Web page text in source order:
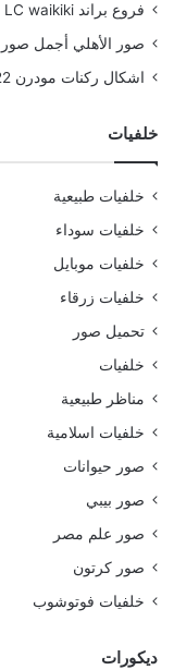
فروع براند LC waikiki
صور الأهلي أجمل صور
اشكال ركنات مودرن 2022 بتصميمات رائعة
خلفيات
خلفيات طبيعية
خلفيات سوداء
خلفيات موبايل
خلفيات زرقاء
تحميل صور
خلفيات
مناظر طبيعية
خلفيات اسلامية
صور حيوانات
صور بيبي
صور علم مصر
صور كرتون
خلفيات فوتوشوب
ديكورات